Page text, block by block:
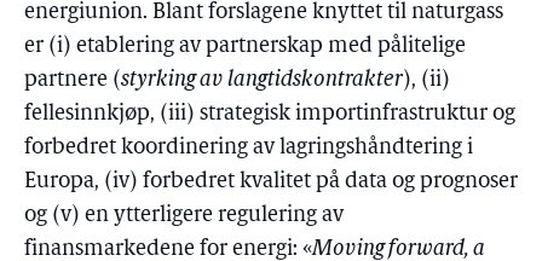
energiunion. Blant forslagene knyttet til naturgass
er (i) etablering av partnerskap med pålitelige
partnere (styrking av langtidskontrakter), (ii)
fellesinnkjøp, (iii) strategisk importinfrastruktur og
forbedret koordinering av lagringshåndtering i
Europa, (iv) forbedret kvalitet på data og prognoser
og (v) en ytterligere regulering av
finansmarkedene for energi: «Moving forward, a